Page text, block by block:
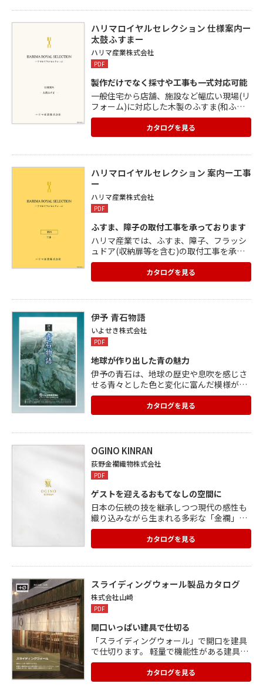
む)入り、上下スライドなどの加工も可能。
オーソドックスな障子スタイルからオリジ
ナル、特注まで幅広いデザインに対応でき
ます。
ハリマロイヤルセレクション 仕様案内ー
太鼓ふすまー
ハリマ産業株式会社
PDF
製作だけでなく採寸や工事も一式対応可能
一般住宅から店舗、施設など幅広い現場(リ
フォーム)に対応した木製のふすま(和ふす
ま)のカタログです。 ご希望のデザインや現
場の状況に応じて、オーダーメイドで製作
します。 太鼓襖とは両面に襖紙を張り回し
もあります。 「浮かせ張り」という、ふす
ま本来の紙張り技術を用いて製作。 曲がり
加工、太鼓張りや張り分け、戸車加工など
由に選べ、縁は定木縁など高級仕様にも対
応。
カタログを見る
ハリマロイヤルセレクション 案内ー工事
ー
ハリマ産業株式会社
PDF
ふすま、障子の取付工事を承っております
ハリマ産業では、ふすま、障子、フラッシ
ュドア(収納扉等を含む)の取付工事を承っ
ております。 ハリマ産業で製作したふす
ま、障子、フラッシュドア(収納扉等)が対
象となります。 職人不足が深刻化する中、
てを1社で行える会社は僅かとなります。
建具や施工についてお困りことがございま
したら、 是非ハリマ産業にお声がけくださ
い。
カタログを見る
伊予 青石物語
いよせき株式会社
PDF
地球が作り出した青の魅力
伊予の青石は、地球の歴史や息吹を感じさ
せる青々とした色と変化に富んだ模様が特
徴。 全国的にも珍しく、さまざまな景石や
庭石に用いられています。 長い年月を経て
作り上げられた硬さや耐久性を活かし、墓
いられています。 思ったように成型するこ
とは難しい石ですが、自然の美しさを活か
した加工もでき、建築材やエクステリア商
品、彫刻品としても重宝されています。
カタログを見る
OGINO KINRAN
荻野金襴織物株式会社
PDF
ゲストを迎えるおもてなしの空間に
日本の伝統の技を継承しつつ現代の感性も
織り込みながら生まれる多彩な「金襴」を
使用し 日本を感じる演出を提案します。 <
宿泊施設・店舗調度品> ■江戸:浮世絵や歌
舞伎などに代表される粋と華やかさ ■優美:
ある格式高い趣 ■風合:素材感を感じる落ち
着きのある穏やかな趣向 <金襴原反> ■京
モダンシリーズ:優雅な光沢と色合いをもつ
織物 ■新風シリーズ:伝統の職人技と現代の
デザイン
カタログを見る
スライディングウォール製品カタログ
株式会社山崎
PDF
開口いっぱい建具で仕切る
「スライディングウォール」で開口を建具
で仕切ります。 軽量で機能性がある建具屋
のスライディングウォールは店舗を はじ
め、幅広い用途に採用されています。 あら
ゆる用途、場所に合わせたスライディング
カタログを見る